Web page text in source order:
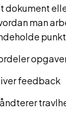
dokument
man
feedback